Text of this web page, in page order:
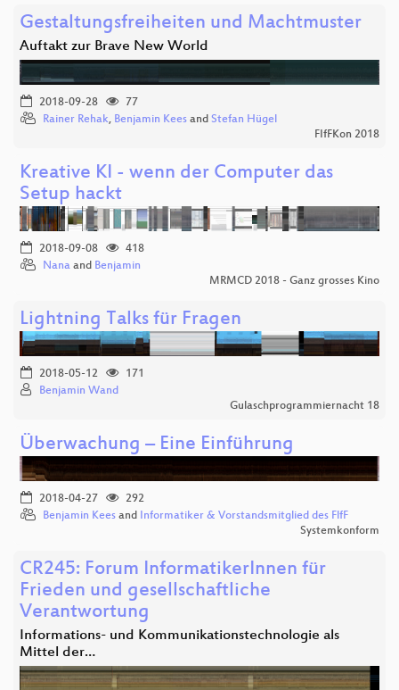
Gestaltungsfreiheiten und Machtmuster
Auftakt zur Brave New World
2018-09-28
77
Rainer Rehak, Benjamin Kees and Stefan Hügel
FIfFKon 2018
Kreative KI - wenn der Computer das
Setup hackt
2018-09-08
418
Nana and Benjamin
MRMCD 2018 - Ganz grosses Kino
Lightning Talks für Fragen
2018-05-12
171
Benjamin Wand
Gulaschprogrammiernacht 18
Überwachung – Eine Einführung
2018-04-27
292
Benjamin Kees and Informatiker & Vorstandsmitglied des FlfF
Systemkonform
CR245: Forum InformatikerInnen für
Frieden und gesellschaftliche
Verantwortung
Informations- und Kommunikationstechnologie als
Mittel der…